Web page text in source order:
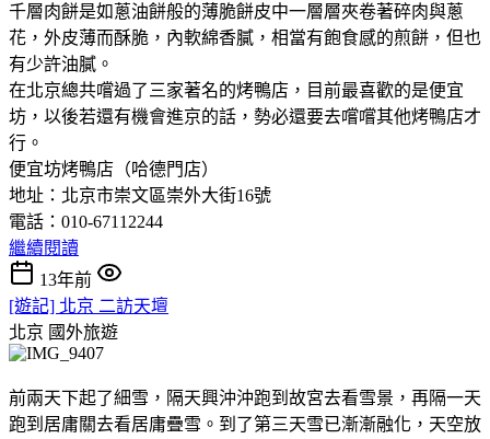
千層肉餅是如蔥油餅般的薄脆餅皮中一層層夾卷著碎肉與蔥
花，外皮薄而酥脆，內軟綿香膩，相當有飽食感的煎餅，但也
有少許油膩。
在北京總共嚐過了三家著名的烤鴨店，目前最喜歡的是便宜
坊，以後若還有機會進京的話，勢必還要去嚐嚐其他烤鴨店才
行。
便宜坊烤鴨店（哈德門店）
地址：北京市崇文區崇外大街16號
電話：010-67112244
繼續閱讀
13年前
[遊記] 北京 二訪天壇
北京 國外旅遊
前兩天下起了細雪，隔天興沖沖跑到故宮去看雪景，再隔一天
跑到居庸關去看居庸疊雪。到了第三天雪已漸漸融化，天空放